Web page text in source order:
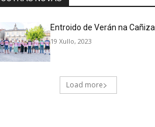
Entroido de Verán na Cañiza
19 Xullo, 2023
Load more